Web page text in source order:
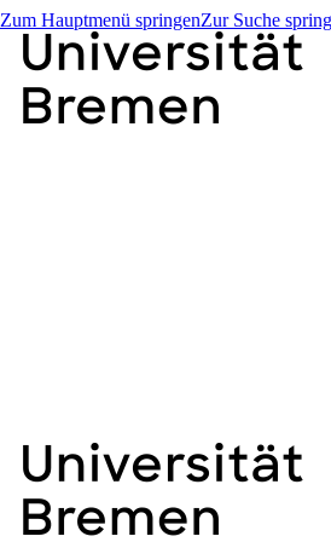
Zum Hauptmenü springenZur Suche